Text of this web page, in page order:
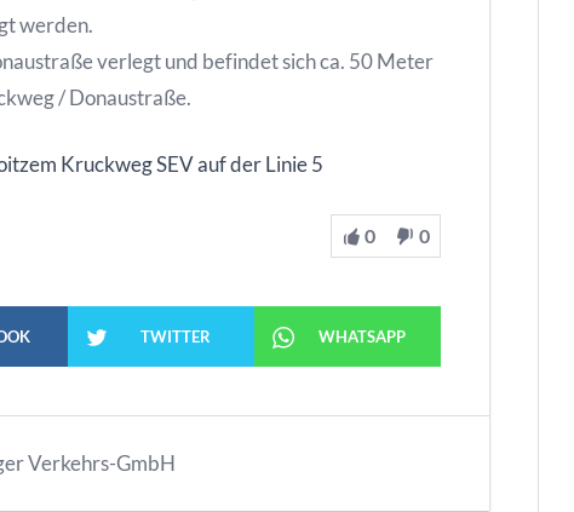
werden.
verlegt und befindet sich ca. 50 Meter
/ Donaustraße.
Kruckweg SEV auf der Linie 5
0 0
TWITTER WHATSAPP
Verkehrs-GmbH